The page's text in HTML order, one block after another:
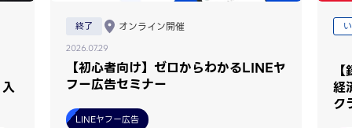
終了 オンライン開催
2026.07.29
【初心者向け】ゼロからわかるLINEヤ
フー広告セミナー
LINEヤフー広告
経
ク